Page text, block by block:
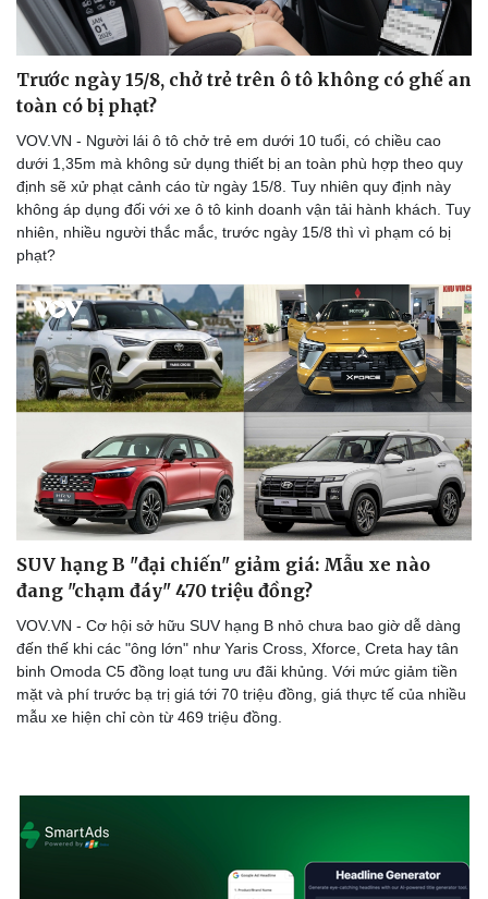
Sức khỏe
Dinh dưỡng - món ngon
Cây thuốc
Sản phụ khoa
Nhi khoa
Nam khoa
Làm đẹp - giảm cân
Phòng mạch online
Ăn sạch sống khỏe
Đời sống
Nhà đẹp
Blog
Tình yêu - Gia đình
Trước ngày 15/8, chở trẻ trên ô tô không có ghế an
toàn có bị phạt?
VOV.VN - Người lái ô tô chở trẻ em dưới 10 tuổi, có chiều cao
dưới 1,35m mà không sử dụng thiết bị an toàn phù hợp theo quy
định sẽ xử phạt cảnh cáo từ ngày 15/8. Tuy nhiên quy định này
không áp dụng đối với xe ô tô kinh doanh vận tải hành khách. Tuy
nhiên, nhiều người thắc mắc, trước ngày 15/8 thì vì phạm có bị
phạt?
SUV hạng B "đại chiến" giảm giá: Mẫu xe nào
đang "chạm đáy" 470 triệu đồng?
VOV.VN - Cơ hội sở hữu SUV hạng B nhỏ chưa bao giờ dễ dàng
đến thế khi các "ông lớn" như Yaris Cross, Xforce, Creta hay tân
binh Omoda C5 đồng loạt tung ưu đãi khủng. Với mức giảm tiền
mặt và phí trước bạ trị giá tới 70 triệu đồng, giá thực tế của nhiều
mẫu xe hiện chỉ còn từ 469 triệu đồng.